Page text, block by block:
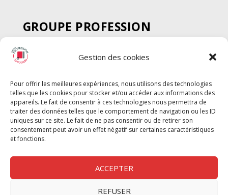
Gestion des cookies
Pour offrir les meilleures expériences, nous utilisons des technologies
telles que les cookies pour stocker et/ou accéder aux informations des
appareils. Le fait de consentir à ces technologies nous permettra de
traiter des données telles que le comportement de navigation ou les ID
uniques sur ce site. Le fait de ne pas consentir ou de retirer son
consentement peut avoir un effet négatif sur certaines caractéristiques
et fonctions.
ACCEPTER
REFUSER
GROUPE PROFESSION
SPECTACLE
Chèque Intermittents
Chèque Compta
Chèque Emploi Spectacle
G-Pods
Profession Audio-visuel